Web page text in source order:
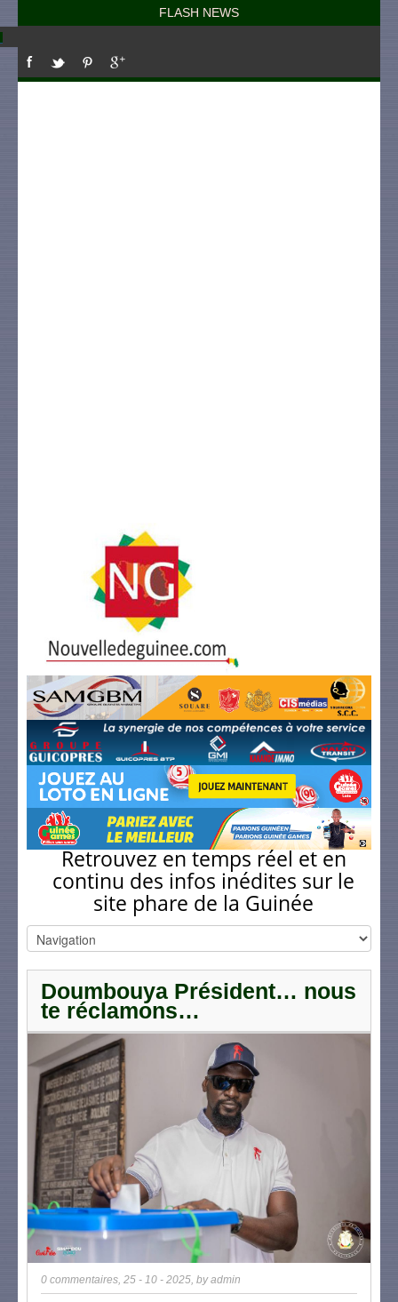
FLASH NEWS
Retrouvez en temps réel et en
continu des infos inédites sur le
site phare de la Guinée
Doumbouya Président… nous
te réclamons…
0 commentaires 25 - 10 - 2025 , byadmin